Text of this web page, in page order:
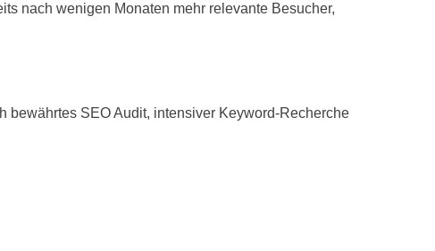
nach wenigen Monaten mehr relevante Besucher,
bewährtes SEO Audit, intensiver Keyword-Recherche